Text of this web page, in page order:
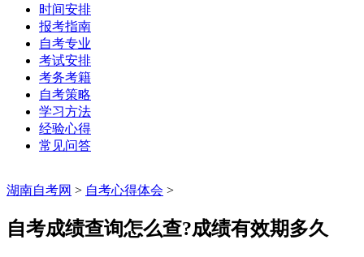
时间安排
报考指南
自考专业
考试安排
考务考籍
自考策略
学习方法
经验心得
常见问答
湖南自考网 > 自考心得体会 >
自考成绩查询怎么查?成绩有效期多久